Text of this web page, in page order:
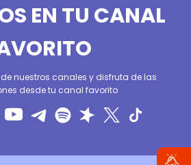
EN TU CANAL
nuestros canales y disfruta de las
desde tu canal favorito